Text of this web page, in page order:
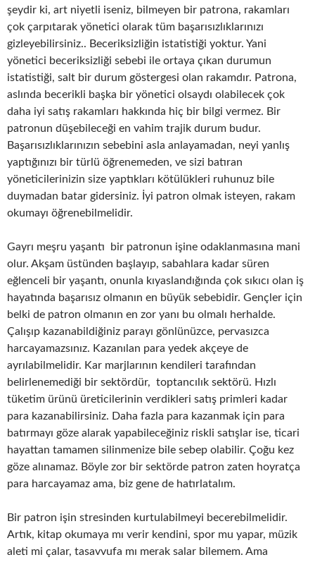
şeydir ki, art niyetli iseniz, bilmeyen bir patrona, rakamları
çok çarpıtarak yönetici olarak tüm başarısızlıklarınızı
gizleyebilirsiniz.. Beceriksizliğin istatistiği yoktur. Yani
yönetici beceriksizliği sebebi ile ortaya çıkan durumun
istatistiği, salt bir durum göstergesi olan rakamdır. Patrona,
aslında becerikli başka bir yönetici olsaydı olabilecek çok
daha iyi satış rakamları hakkında hiç bir bilgi vermez. Bir
patronun düşebileceği en vahim trajik durum budur.
Başarısızlıklarınızın sebebini asla anlayamadan, neyi yanlış
yaptığınızı bir türlü öğrenemeden, ve sizi batıran
yöneticilerinizin size yaptıkları kötülükleri ruhunuz bile
duymadan batar gidersiniz. İyi patron olmak isteyen, rakam
okumayı öğrenebilmelidir.
Gayrı meşru yaşantı bir patronun işine odaklanmasına mani
olur. Akşam üstünden başlayıp, sabahlara kadar süren
eğlenceli bir yaşantı, onunla kıyaslandığında çok sıkıcı olan iş
hayatında başarısız olmanın en büyük sebebidir. Gençler için
belki de patron olmanın en zor yanı bu olmalı herhalde.
Çalışıp kazanabildiğiniz parayı gönlünüzce, pervasızca
harcayamazsınız. Kazanılan para yedek akçeye de
ayrılabilmelidir. Kar marjlarının kendileri tarafından
belirlenemediği bir sektördür, toptancılık sektörü. Hızlı
tüketim ürünü üreticilerinin verdikleri satış primleri kadar
para kazanabilirsiniz. Daha fazla para kazanmak için para
batırmayı göze alarak yapabileceğiniz riskli satışlar ise, ticari
hayattan tamamen silinmenize bile sebep olabilir. Çoğu kez
göze alınamaz. Böyle zor bir sektörde patron zaten hoyratça
para harcayamaz ama, biz gene de hatırlatalım.
Bir patron işin stresinden kurtulabilmeyi becerebilmelidir.
Artık, kitap okumaya mı verir kendini, spor mu yapar, müzik
aleti mi çalar, tasavvufa mı merak salar bilemem. Ama